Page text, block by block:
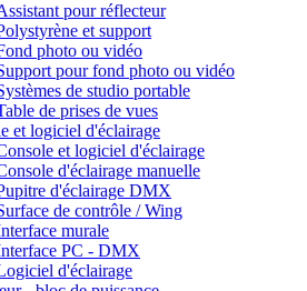
pour réflecteur
et support
photo ou vidéo
pour fond photo ou vidéo
de studio portable
de prises de vues
et logiciel d'éclairage
et logiciel d'éclairage
d'éclairage manuelle
d'éclairage DMX
de contrôle / Wing
murale
PC - DMX
d'éclairage